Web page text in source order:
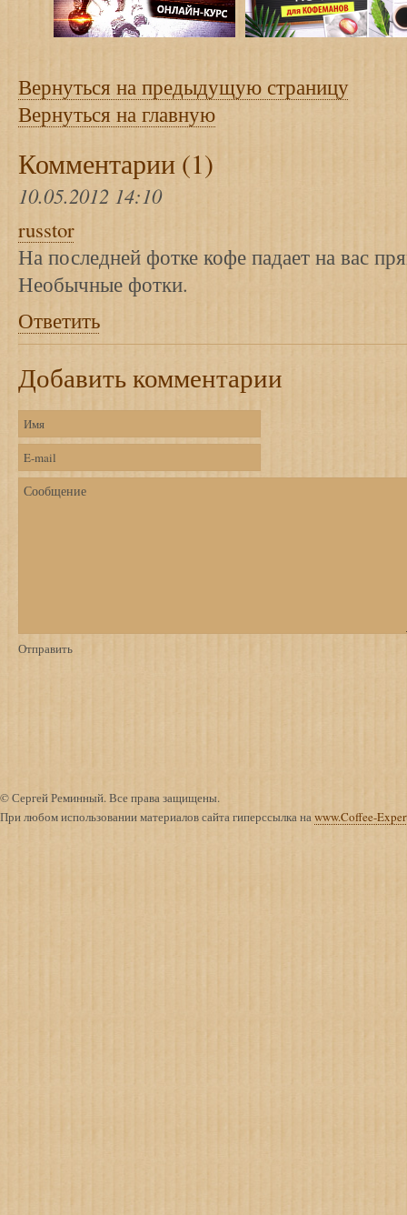
Вернуться на предыдущую страницу
Вернуться на главную
Комментарии (1)
10.05.2012 14:10
russtor
На последней фотке кофе падает на вас
Необычные фотки.
Ответить
Добавить комментарии
© Сергей Реминный. Все права защищены.
При любом использовании материалов сайта гиперссылка на www.Coffee-